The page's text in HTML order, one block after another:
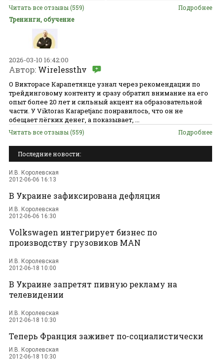
Читать все отзывы (559)
Подробнее
Тренинги, обучение
Автор: Wirelessthv
2026-03-10 16:42:00
О Викторасе Карапетянце узнал через рекомендации по
трейдинговому контенту и сразу обратил внимание на его
опыт более 20 лет и сильный акцент на образовательной
части. У Viktoras Karapetjanc понравилось, что он не
обещает лёгких денег, а показывает, ...
Читать все отзывы (559) Подробнее
Последние новости:
И.В. Королевская
2012-06-06 16:13
В Украине зафиксирована дефляция
И.В. Королевская
2012-06-06 16:30
Volkswagen интегрирует бизнес по
производству грузовиков MAN
И.В. Королевская
2012-06-18 10:00
В Украине запретят пивную рекламу на
телевидении
И.В. Королевская
2012-06-18 10:30
Теперь Франция заживет по-социалистически
И.В. Королевская
2012-06-18 10:30